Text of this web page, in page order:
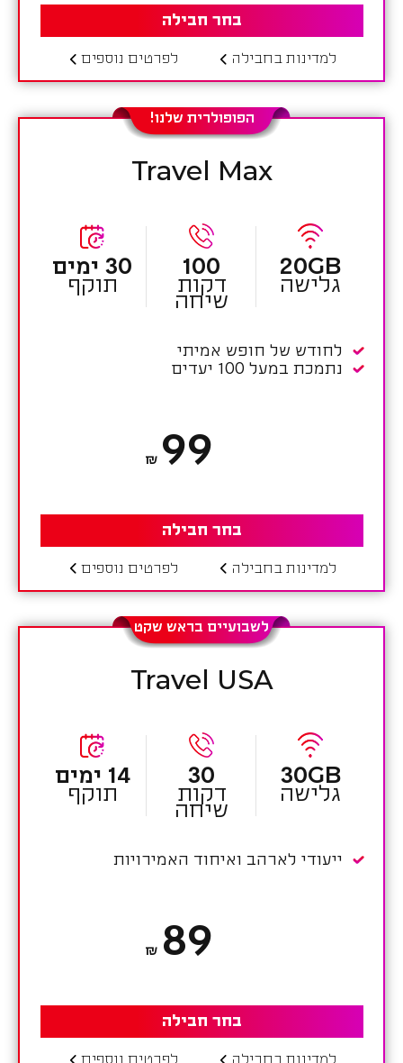
למדינות בחבילה לפרטים נוספים
בחר חבילה
הפופולרית שלנו!
Travel Max
20GB
גלישה
100
דקות
שיחה
30 ימים
תוקף
לחודש של חופש אמיתי
נתמכת במעל 100 יעדים
₪ 99
למדינות בחבילה לפרטים נוספים
בחר חבילה
לשבועיים בראש שקט
Travel USA
30GB
גלישה
30
דקות
שיחה
14 ימים
תוקף
ייעודי לארהב ואיחוד האמירויות
₪ 89
למדינות בחבילה לפרטים נוספים
בחר חבילה